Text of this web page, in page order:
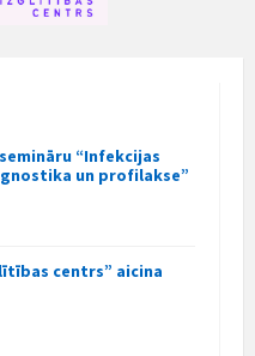
“Infekcijas
un profilakse”
centrs” aicina